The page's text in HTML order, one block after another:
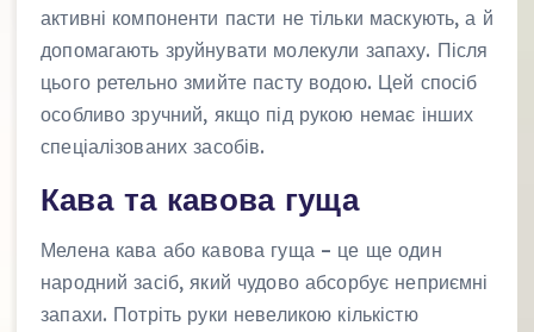
активні компоненти пасти не тільки маскують, а й
допомагають зруйнувати молекули запаху. Після
цього ретельно змийте пасту водою. Цей спосіб
особливо зручний, якщо під рукою немає інших
спеціалізованих засобів.
Кава та кавова гуща
Мелена кава або кавова гуща – це ще один
народний засіб, який чудово абсорбує неприємні
запахи. Потріть руки невеликою кількістю